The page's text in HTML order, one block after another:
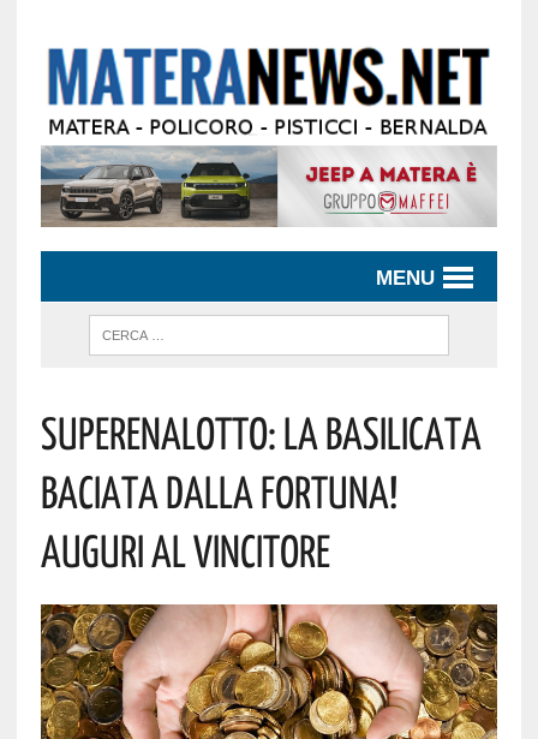
MENU
Superenalotto: La Basilicata
Baciata Dalla Fortuna!
Auguri Al Vincitore